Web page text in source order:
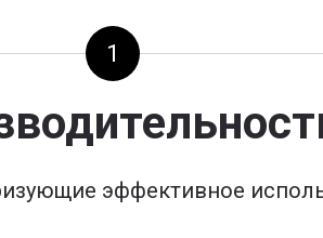
1
эффективное